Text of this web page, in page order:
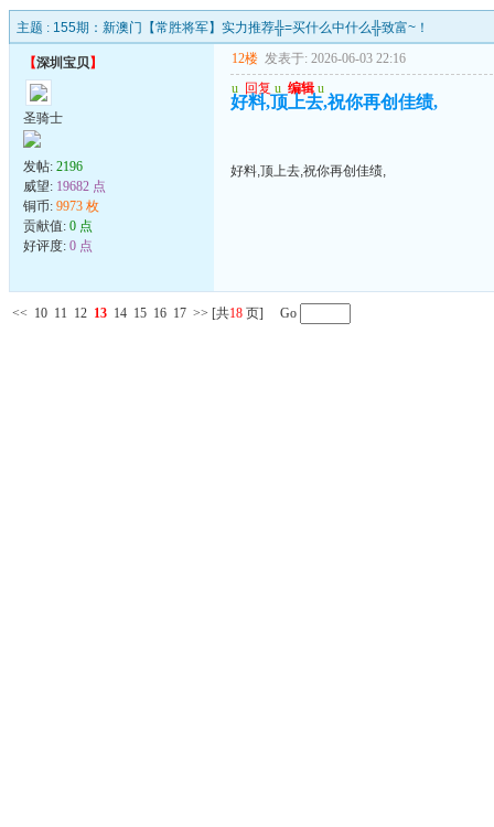
主题 : 155期：新澳门【常胜将军】实力推荐╬=买什么中什么╬致富~！
【深圳宝贝】
圣骑士
发帖: 2196
威望: 19682 点
铜币: 9973 枚
贡献值: 0 点
好评度: 0 点
12楼 发表于: 2026-06-03 22:16
u 回复 u 编辑 u
好料,顶上去,祝你再创佳绩,
好料,顶上去,祝你再创佳绩,
<< 10 11 12 13 14 15 16 17 >> [共18 页] Go